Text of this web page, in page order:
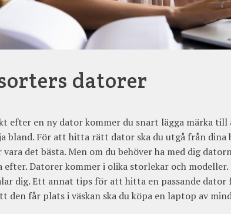
datorer
efter en ny dator kommer du snart lägga märka
bland. För att hitta rätt dator ska du utgå från dina
det bästa. Men om du behöver ha med dig
efter. Datorer kommer i olika storlekar och
dig. Ett annat tips för att hitta en passande
den får plats i väskan ska du köpa en laptop av